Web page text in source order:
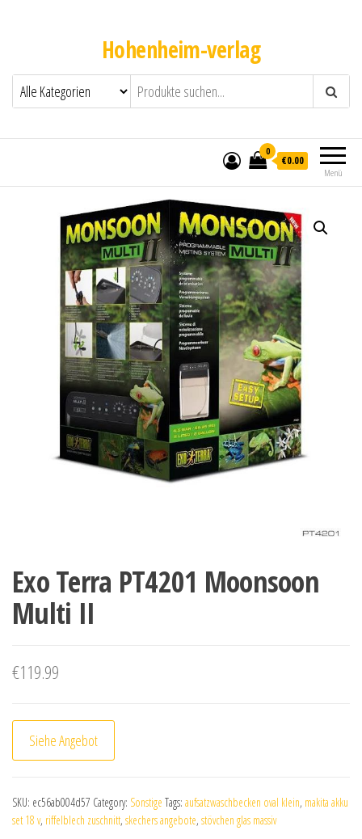
Hohenheim-verlag
Menü
0
€0.00
Exo Terra PT4201 Moonsoon
Multi II
€119.99
Siehe Angebot
SKU: ec56ab004d57 Category: Sonstige Tags: aufsatzwaschbecken oval klein, makita akku
set 18 v, riffelblech zuschnitt, skechers angebote, stövchen glas massiv